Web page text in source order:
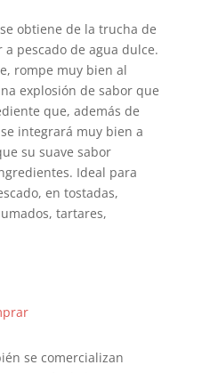
obtiene de la trucha de
pescado de agua dulce.
rompe muy bien al
explosión de sabor que
que, además de
integrará muy bien a
su suave sabor
Ideal para
en tostadas,
tartares,
se comercializan